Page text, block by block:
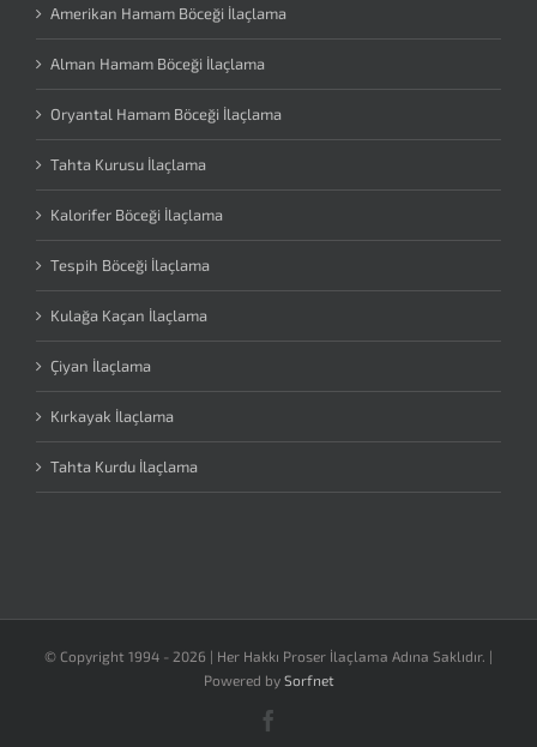
Amerikan Hamam Böceği İlaçlama
Alman Hamam Böceği İlaçlama
Oryantal Hamam Böceği İlaçlama
Tahta Kurusu İlaçlama
Kalorifer Böceği İlaçlama
Tespih Böceği İlaçlama
Kulağa Kaçan İlaçlama
Çiyan İlaçlama
Kırkayak İlaçlama
Tahta Kurdu İlaçlama
© Copyright 1994 - 2026 | Her Hakkı Proser İlaçlama Adına Saklıdır. |
Powered by Sorfnet